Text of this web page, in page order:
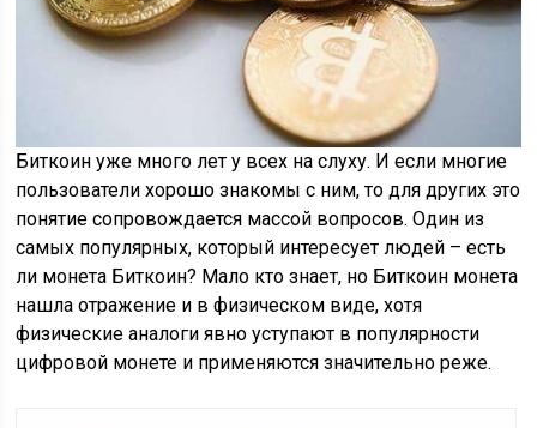
Биткоин уже много лет у всех на слуху. И если многие
пользователи хорошо знакомы с ним, то для других это
понятие сопровождается массой вопросов. Один из
самых популярных, который интересует людей – есть
ли монета Биткоин? Мало кто знает, но Биткоин монета
нашла отражение и в физическом виде, хотя
физические аналоги явно уступают в популярности
цифровой монете и применяются значительно реже.